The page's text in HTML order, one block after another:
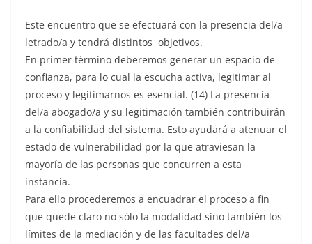
Este encuentro que se efectuará con la presencia del/a
letrado/a y tendrá distintos objetivos.
En primer término deberemos generar un espacio de
confianza, para lo cual la escucha activa, legitimar al
proceso y legitimarnos es esencial. (14) La presencia
del/a abogado/a y su legitimación también contribuirán
a la confiabilidad del sistema. Esto ayudará a atenuar el
estado de vulnerabilidad por la que atraviesan la
mayoría de las personas que concurren a esta
instancia.
Para ello procederemos a encuadrar el proceso a fin
que quede claro no sólo la modalidad sino también los
límites de la mediación y de las facultades del/a